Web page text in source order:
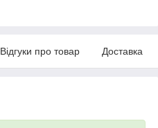
Відгуки про товар Доставка